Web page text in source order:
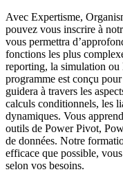
Avec Expertisme,
pouvez vous inscrire à
vous permettra
fonctions les plus
reporting, la simulation ou
programme est conçu
guidera à travers les
calculs conditionnels, les
dynamiques. Vous
outils de Power Pivot,
de données. Notre
efficace que possible,
selon vos besoins.